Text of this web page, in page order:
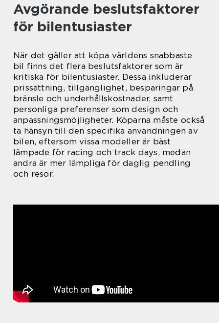
Avgörande beslutsfaktorer
för bilentusiaster
När det gäller att köpa världens snabbaste
bil finns det flera beslutsfaktorer som är
kritiska för bilentusiaster. Dessa inkluderar
prissättning, tillgänglighet, besparingar på
bränsle och underhållskostnader, samt
personliga preferenser som design och
anpassningsmöjligheter. Köparna måste också
ta hänsyn till den specifika användningen av
bilen, eftersom vissa modeller är bäst
lämpade för racing och track days, medan
andra är mer lämpliga för daglig pendling
och resor.